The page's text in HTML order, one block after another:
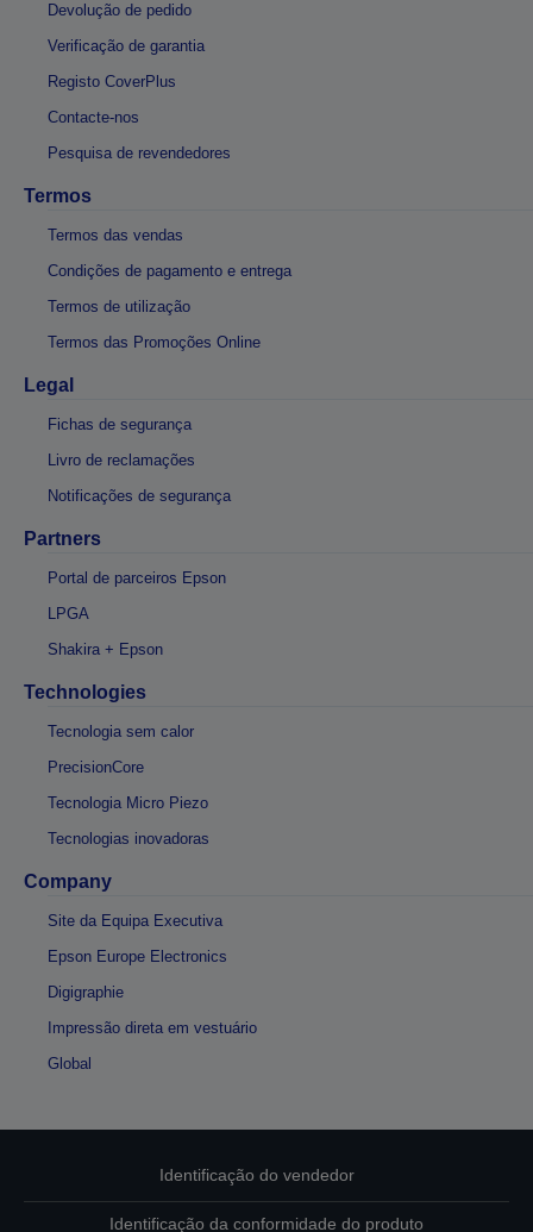
Devolução de pedido
Verificação de garantia
Registo CoverPlus
Contacte-nos
Pesquisa de revendedores
Termos
Termos das vendas
Condições de pagamento e entrega
Termos de utilização
Termos das Promoções Online
Legal
Fichas de segurança
Livro de reclamações
Notificações de segurança
Partners
Portal de parceiros Epson
LPGA
Shakira + Epson
Technologies
Tecnologia sem calor
PrecisionCore
Tecnologia Micro Piezo
Tecnologias inovadoras
Company
Site da Equipa Executiva
Epson Europe Electronics
Digigraphie
Impressão direta em vestuário
Global
Identificação do vendedor
Identificação da conformidade do produto